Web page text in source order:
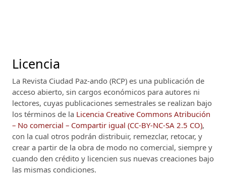
Licencia
La Revista Ciudad Paz-ando (RCP) es una publicación de
acceso abierto, sin cargos económicos para autores ni
lectores, cuyas publicaciones semestrales se realizan bajo
los términos de la Licencia Creative Commons Atribución
– No comercial – Compartir igual (CC-BY-NC-SA 2.5 CO),
con la cual otros podrán distribuir, remezclar, retocar, y
crear a partir de la obra de modo no comercial, siempre y
cuando den crédito y licencien sus nuevas creaciones bajo
las mismas condiciones.